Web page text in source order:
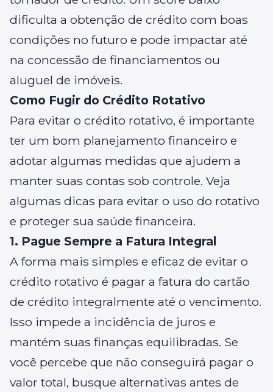
dificulta a obtenção de crédito com boas
condições no futuro e pode impactar até
na concessão de financiamentos ou
aluguel de imóveis.
Como Fugir do Crédito Rotativo
Para evitar o crédito rotativo, é importante
ter um bom planejamento financeiro e
adotar algumas medidas que ajudem a
manter suas contas sob controle. Veja
algumas dicas para evitar o uso do rotativo
e proteger sua saúde financeira.
1. Pague Sempre a Fatura Integral
A forma mais simples e eficaz de evitar o
crédito rotativo é pagar a fatura do cartão
de crédito integralmente até o vencimento.
Isso impede a incidência de juros e
mantém suas finanças equilibradas. Se
você percebe que não conseguirá pagar o
valor total, busque alternativas antes de